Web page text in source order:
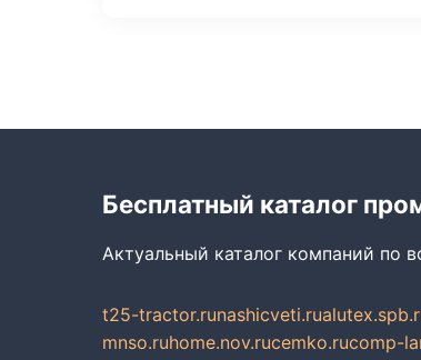
Бесплатный каталог
Актуальный каталог компаний по
t25-tractor.runashicveti.ru
mnso.ruhome.nov.rucemko.rucomp-